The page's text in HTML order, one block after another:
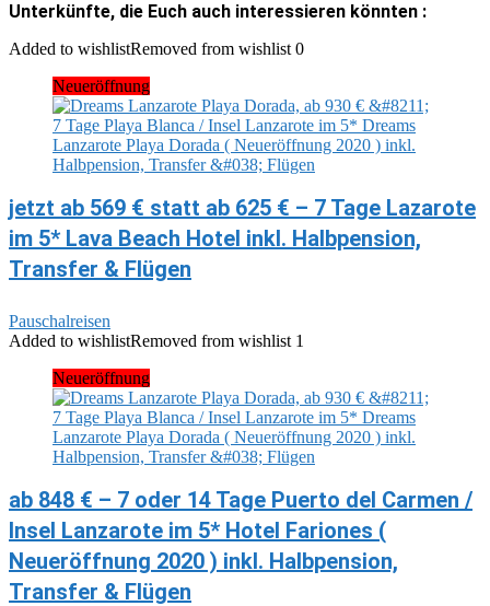
Unterkünfte, die Euch auch interessieren könnten :
Added to wishlistRemoved from wishlist 0
Neueröffnung
jetzt ab 569 € statt ab 625 € – 7 Tage Lazarote
im 5* Lava Beach Hotel inkl. Halbpension,
Transfer & Flügen
Pauschalreisen
Added to wishlistRemoved from wishlist 1
Neueröffnung
ab 848 € – 7 oder 14 Tage Puerto del Carmen /
Insel Lanzarote im 5* Hotel Fariones (
Neueröffnung 2020 ) inkl. Halbpension,
Transfer & Flügen